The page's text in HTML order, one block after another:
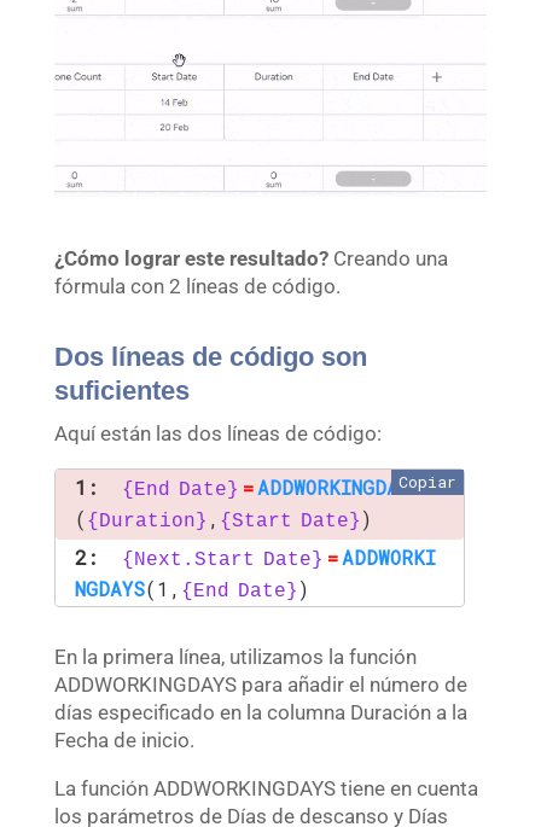
¿Cómo lograr este resultado?Creando una
fórmula con 2 líneas de código.
Dos líneas de código son
suficientes
Aquí están las dos líneas de código:
1: {End Date} = ADDWORKINGDAYS
( {Duration} , {Start Date} )
2:
{Next.Start Date} = ADDWORKI
NGDAYS(1, {End Date} )
Copiar
En la primera línea, utilizamos la función
ADDWORKINGDAYS para añadir el número de
días especificado en la columna Duración a la
Fecha de inicio.
La función ADDWORKINGDAYS tiene en cuenta
los parámetros de Días de descanso y Días